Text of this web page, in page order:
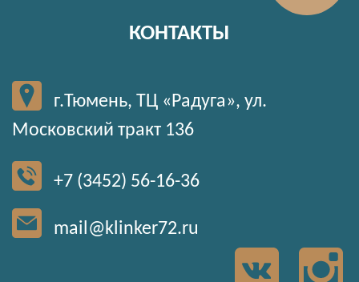
КОНТАКТЫ
г.Тюмень, ТЦ «Радуга», ул.
Московский тракт 136
+7 (3452) 56-16-36
mail@klinker72.ru